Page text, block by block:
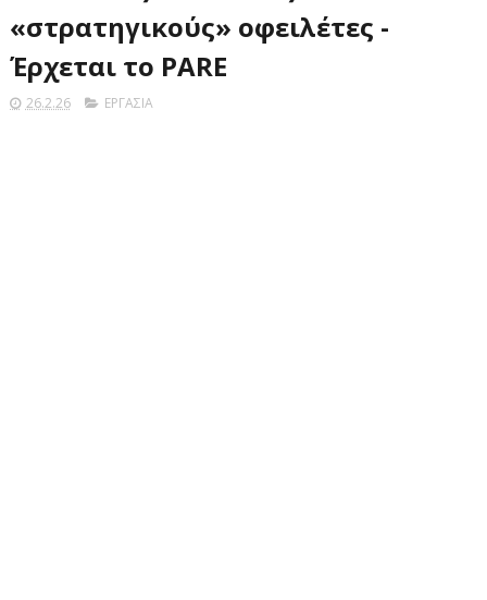
«στρατηγικούς» οφειλέτες -
Έρχεται το PARE
26.2.26 ΕΡΓΑΣΙΑ